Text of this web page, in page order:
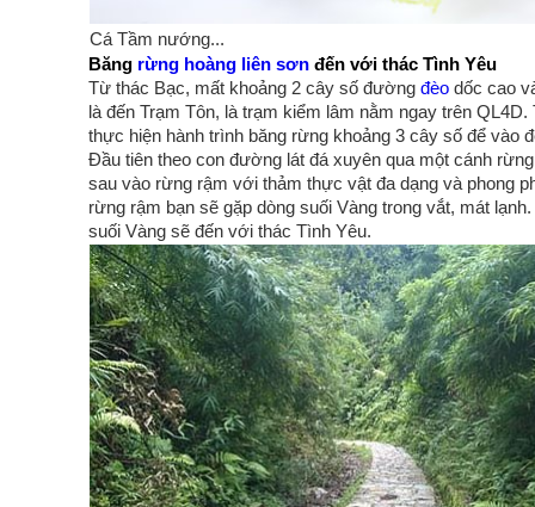
Cá Tầm nướng...
Băng rừng hoàng liên sơn đến với thác Tình Yêu
Từ thác Bạc, mất khoảng 2 cây số đường đèo dốc cao
là đến Trạm Tôn, là trạm kiểm lâm nằm ngay trên
thực hiện hành trình băng rừng khoảng 3 cây số để vào
Đầu tiên theo con đường lát đá xuyên qua một cánh
sau vào rừng rậm với thảm thực vật đa dạng và phong
rừng rậm bạn sẽ gặp dòng suối Vàng trong vắt, mát
suối Vàng sẽ đến với thác Tình Yêu.